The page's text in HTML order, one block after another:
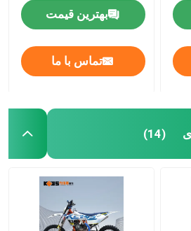
بهترین قیمت
تماس با ما
(14)